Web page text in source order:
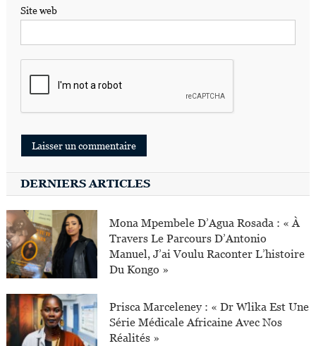
Site web
DERNIERS ARTICLES
Mona Mpembele D’Agua Rosada : « À
Travers Le Parcours D’Antonio
Manuel, J’ai Voulu Raconter L’histoire
Du Kongo »
Prisca Marceleney : « Dr Wlika Est Une
Série Médicale Africaine Avec Nos
Réalités »